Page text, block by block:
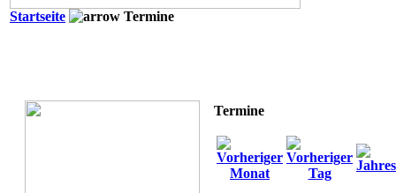
Startseite Termine
Termine